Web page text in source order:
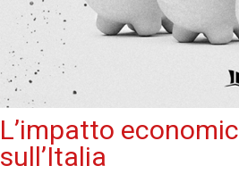
L’impatto
sull’Italia